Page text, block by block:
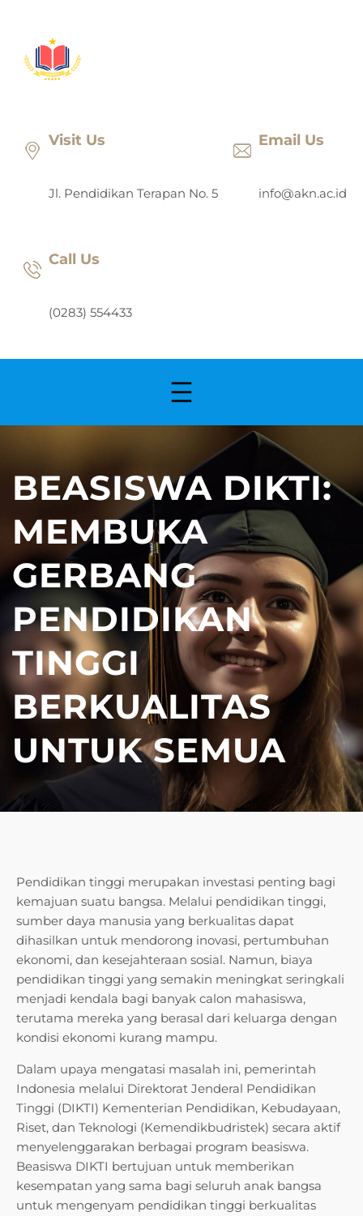
konten
Visit Us
Jl. Pendidikan Terapan No. 5
Email Us
info@akn.ac.id
Call Us
(0283) 554433
BEASISWA DIKTI:
MEMBUKA
GERBANG
PENDIDIKAN
TINGGI
BERKUALITAS
UNTUK SEMUA
Pendidikan tinggi merupakan investasi penting bagi
kemajuan suatu bangsa. Melalui pendidikan tinggi,
sumber daya manusia yang berkualitas dapat
dihasilkan untuk mendorong inovasi, pertumbuhan
ekonomi, dan kesejahteraan sosial. Namun, biaya
pendidikan tinggi yang semakin meningkat seringkali
menjadi kendala bagi banyak calon mahasiswa,
terutama mereka yang berasal dari keluarga dengan
kondisi ekonomi kurang mampu.
Dalam upaya mengatasi masalah ini, pemerintah
Indonesia melalui Direktorat Jenderal Pendidikan
Tinggi (DIKTI) Kementerian Pendidikan, Kebudayaan,
Riset, dan Teknologi (Kemendikbudristek) secara aktif
menyelenggarakan berbagai program beasiswa.
Beasiswa DIKTI bertujuan untuk memberikan
kesempatan yang sama bagi seluruh anak bangsa
untuk mengenyam pendidikan tinggi berkualitas